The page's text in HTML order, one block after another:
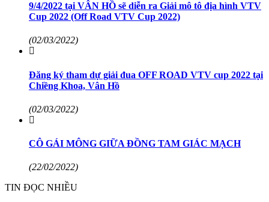
9/4/2022 tại VÂN HỒ sẽ diễn ra Giải mô tô địa hình VTV
Cup 2022 (Off Road VTV Cup 2022)
(02/03/2022)
Đăng ký tham dự giải đua OFF ROAD VTV cup 2022 tại
Chiềng Khoa, Vân Hồ
(02/03/2022)
CÔ GÁI MÔNG GIỮA ĐỒNG TAM GIÁC MẠCH
(22/02/2022)
TIN ĐỌC NHIỀU